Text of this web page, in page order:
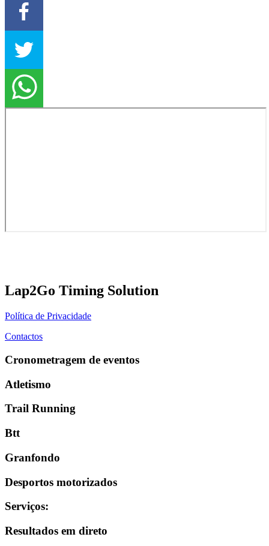
Lap2Go Timing Solution
Política de Privacidade
Contactos
Cronometragem de eventos
Atletismo
Trail Running
Btt
Granfondo
Desportos motorizados
Serviços:
Resultados em direto